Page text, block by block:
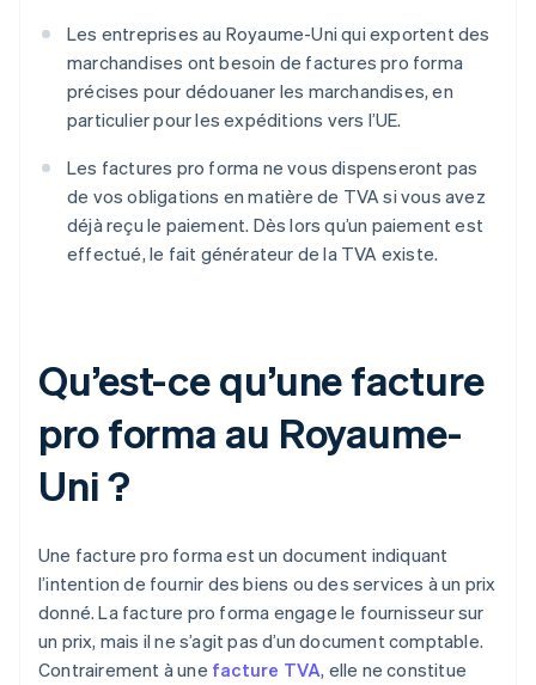
Les entreprises au Royaume-Uni qui exportent des
marchandises ont besoin de factures pro forma
précises pour dédouaner les marchandises, en
particulier pour les expéditions vers l’UE.
Les factures pro forma ne vous dispenseront pas
de vos obligations en matière de TVA si vous avez
déjà reçu le paiement. Dès lors qu’un paiement est
effectué, le fait générateur de la TVA existe.
Qu’est-ce qu’une facture
pro forma au Royaume-
Uni ?
Une facture pro forma est un document indiquant
l’intention de fournir des biens ou des services à un prix
donné. La facture pro forma engage le fournisseur sur
un prix, mais il ne s’agit pas d’un document comptable.
Contrairement à une facture TVA, elle ne constitue